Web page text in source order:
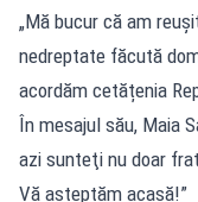
„Mă bucur că am
nedreptate făcută
acordăm cetățenia
În mesajul său, Maia
azi sunteţi nu doar
Vă aşteptăm acasă!”